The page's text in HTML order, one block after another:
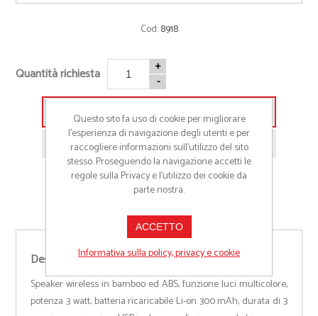
Cod:8918
Quantità richiesta
+
-
Richiedi informazioni prodotto
Descrizione:
Speaker wireless in bamboo ed ABS, funzione luci multicolore,
potenza 3 watt, batteria ricaricabile Li-on 300 mAh, durata di 3
Questo sito fa uso di cookie per migliorare
l’esperienza di navigazione degli utenti e per
raccogliere informazioni sull’utilizzo del sito
stesso. Proseguendo la navigazione accetti le
regole sulla Privacy e l'utilizzo dei cookie da
parte nostra.
ACCETTO
Informativa sulla policy, privacy e cookie